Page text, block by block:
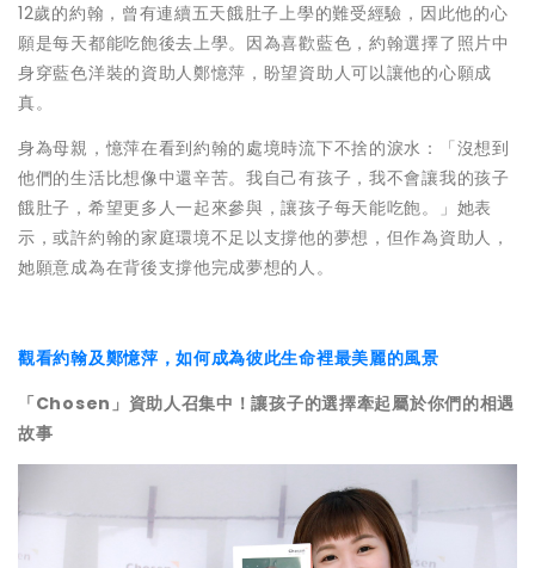
12歲的約翰，曾有連續五天餓肚子上學的難受經驗，因此他的心
願是每天都能吃飽後去上學。因為喜歡藍色，約翰選擇了照片中
身穿藍色洋裝的資助人鄭憶萍，盼望資助人可以讓他的心願成
真。
身為母親，憶萍在看到約翰的處境時流下不捨的淚水：「沒想到
他們的生活比想像中還辛苦。我自己有孩子，我不會讓我的孩子
餓肚子，希望更多人一起來參與，讓孩子每天能吃飽。」她表
示，或許約翰的家庭環境不足以支撐他的夢想，但作為資助人，
她願意成為在背後支撐他完成夢想的人。
觀看約翰及鄭憶萍，如何成為彼此生命裡最美麗的風景
「Chosen」資助人召集中！讓孩子的選擇牽起屬於你們的相遇
故事